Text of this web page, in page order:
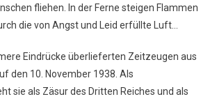
fliehen. In der Ferne steigen Flammen
die von Angst und Leid erfüllte Luft…
Eindrücke überlieferten Zeitzeugen aus
den 10. November 1938. Als
sie als Zäsur des Dritten Reiches und als